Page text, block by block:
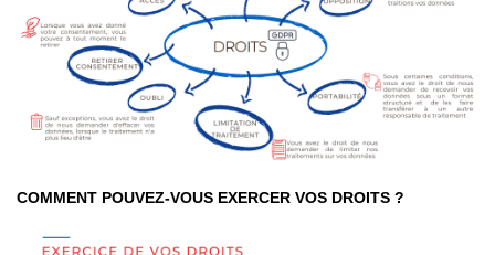
COMMENT POUVEZ-VOUS EXERCER VOS DROITS ?